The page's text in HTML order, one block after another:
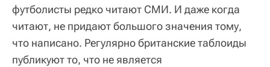
футболисты редко читают СМИ. И даже когда
читают, не придают большого значения тому,
что написано. Регулярно британские таблоиды
публикуют то, что не является